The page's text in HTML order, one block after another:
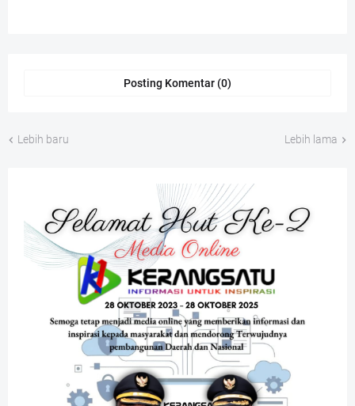
Posting Komentar (0)
Lebih baru Lebih lama